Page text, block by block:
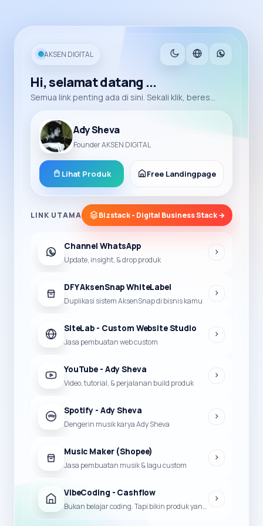
AKSEN DIGITAL
Hi, selamat datang ...
Semua link penting ada di sini. Sekali klik, beres...
Ady Sheva
Founder AKSEN DIGITAL
Lihat Produk Free Landingpage
LINK UTAMA Bizstack - Digital Business Stack →
Channel WhatsApp
Update, insight, & drop produk
DFY AksenSnap WhiteLabel
Duplikasi sistem AksenSnap di bisnis kamu
SiteLab - Custom Website Studio
Jasa pembuatan web custom
YouTube - Ady Sheva
Video, tutorial, & perjalanan build produk
Spotify - Ady Sheva
Dengerin musik karya Ady Sheva
Music Maker (Shopee)
Jasa pembuatan musik & lagu custom
VibeCoding - Cashflow
Bukan belajar coding. Tapi bikin produk yang bisa jadi duit